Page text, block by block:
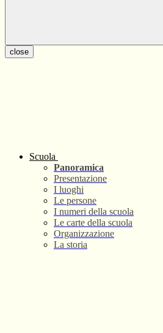
close
Scuola
Panoramica
Presentazione
I luoghi
Le persone
I numeri della scuola
Le carte della scuola
Organizzazione
La storia